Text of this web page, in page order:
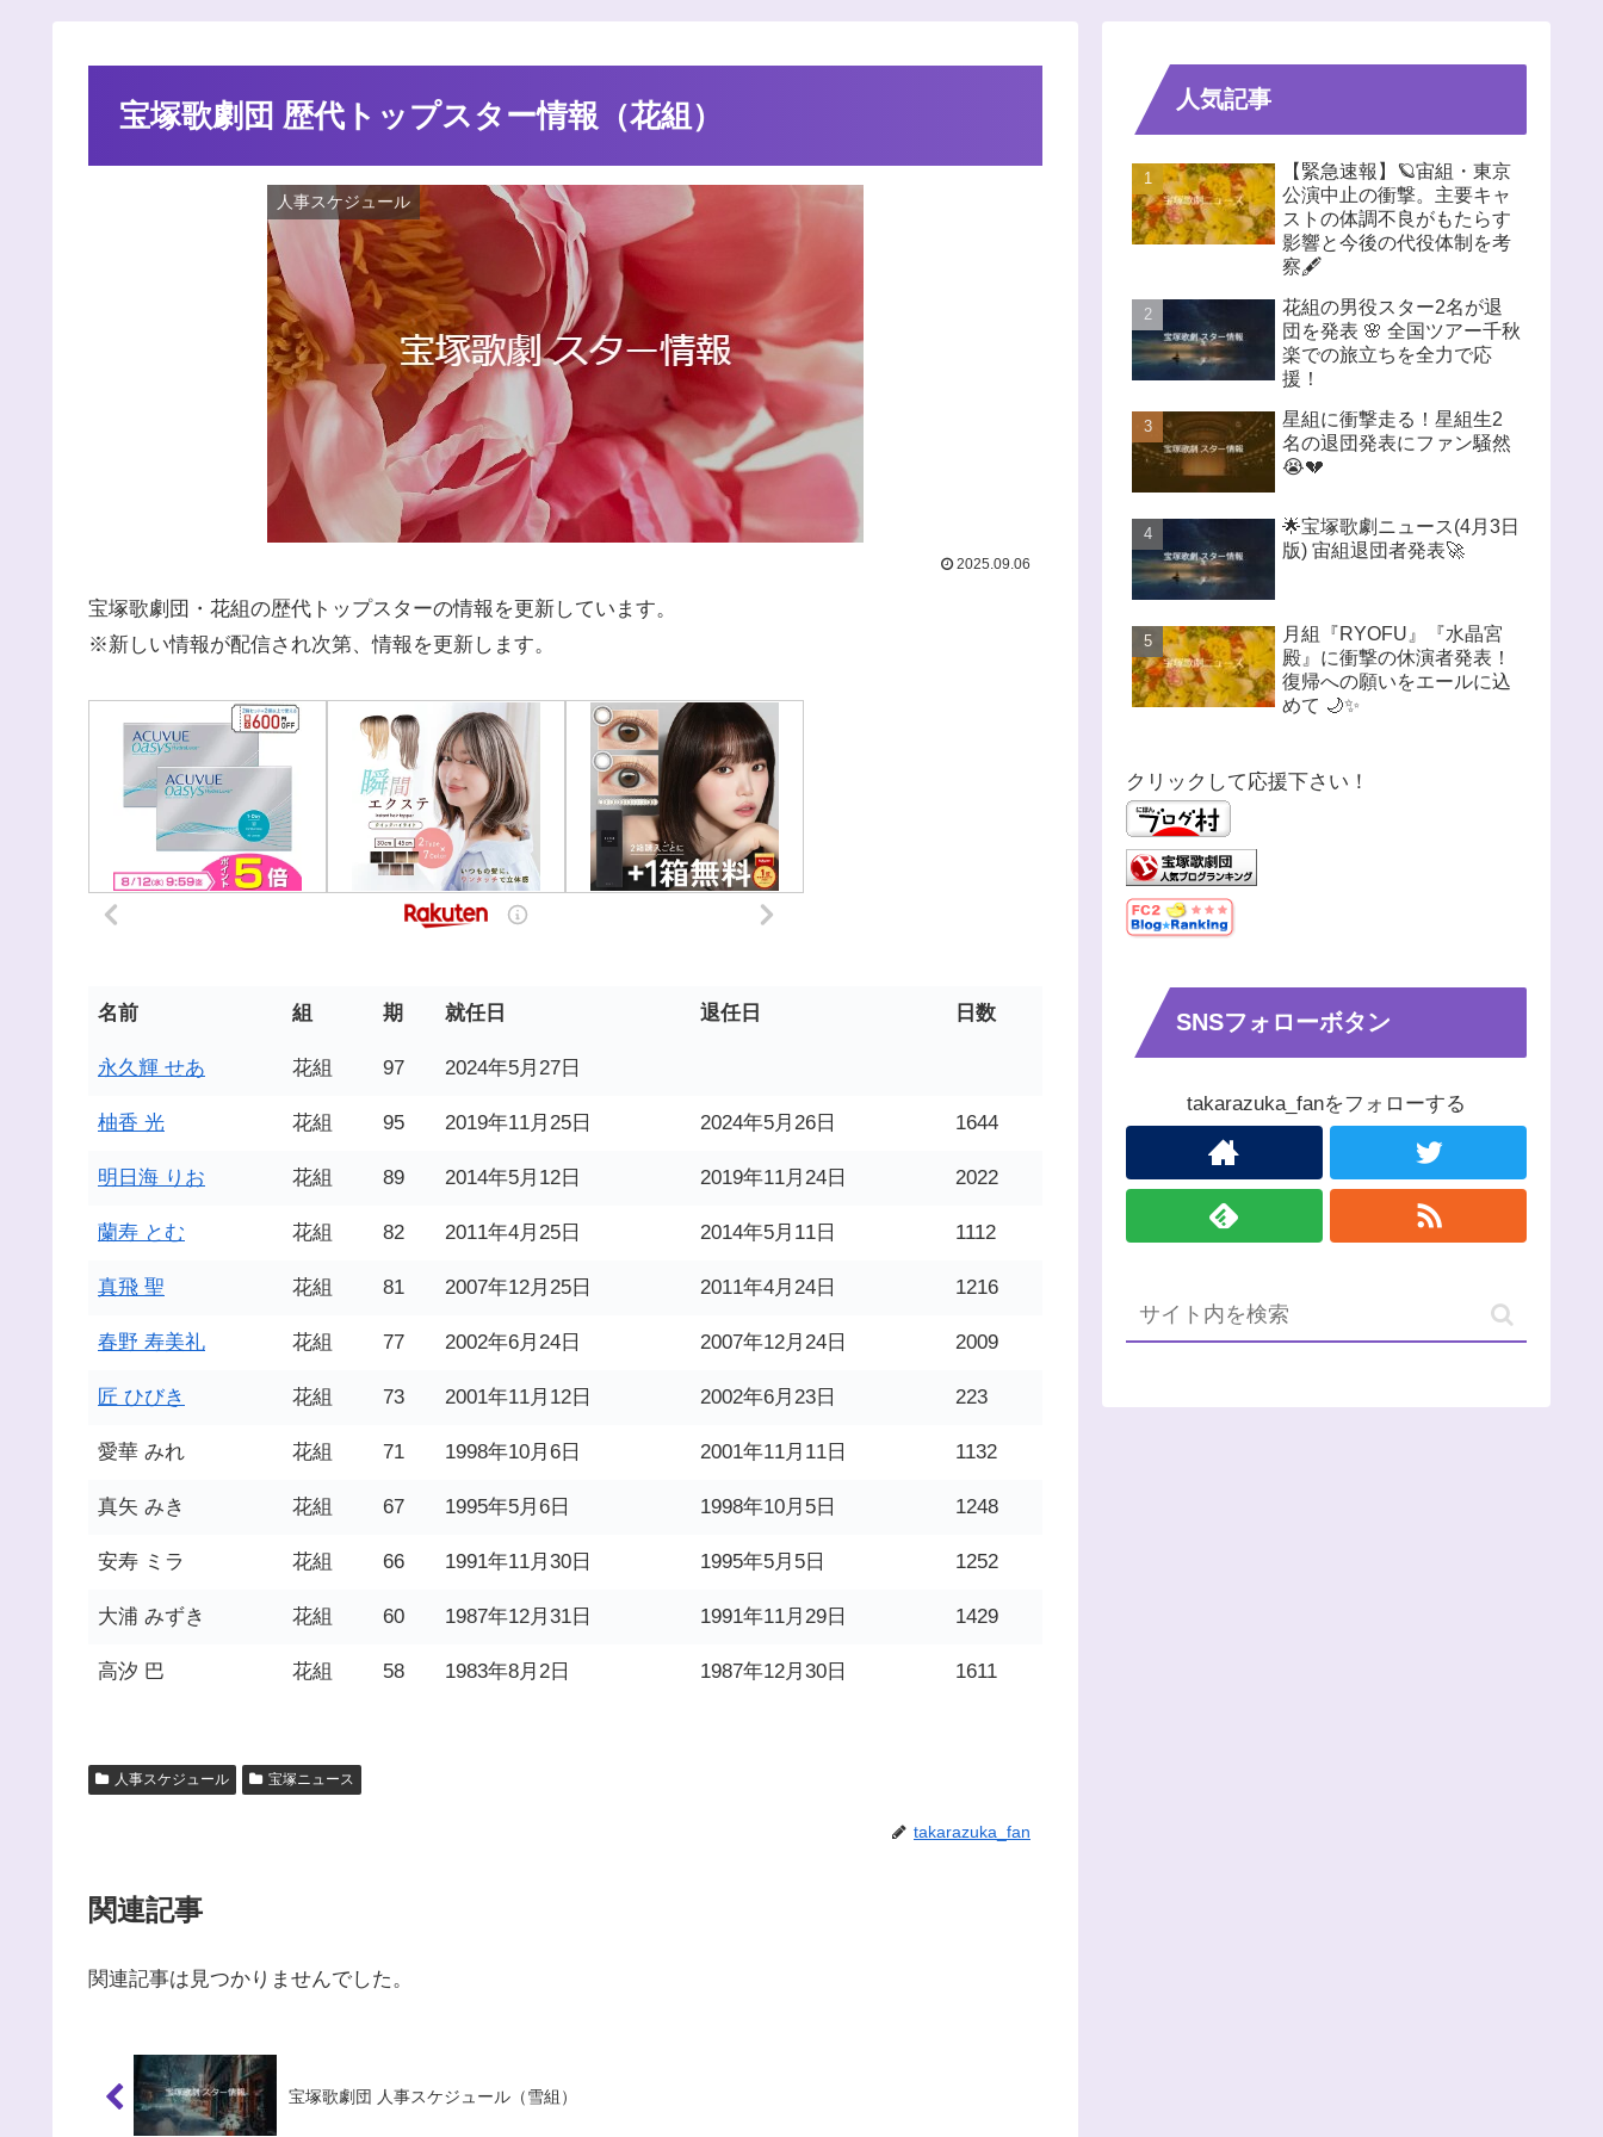
宝塚歌劇団 歴代トップスター情報（花組）
人事スケジュール
2025.09.06
宝塚歌劇団・花組の歴代トップスターの情報を更新しています。
※新しい情報が配信され次第、情報を更新します。
名前 組 期 就任日 退任日 日数
永久輝 せあ 花組 97 2024年5月27日
柚香 光 花組 95 2019年11月25日 2024年5月26日 1644
明日海 りお 花組 89 2014年5月12日 2019年11月24日 2022
蘭寿 とむ 花組 82 2011年4月25日 2014年5月11日 1112
真飛 聖 花組 81 2007年12月25日 2011年4月24日 1216
春野 寿美礼 花組 77 2002年6月24日 2007年12月24日 2009
匠 ひびき 花組 73 2001年11月12日 2002年6月23日 223
愛華 みれ 花組 71 1998年10月6日 2001年11月11日 1132
真矢 みき 花組 67 1995年5月6日 1998年10月5日 1248
安寿 ミラ 花組 66 1991年11月30日 1995年5月5日 1252
大浦 みずき 花組 60 1987年12月31日 1991年11月29日 1429
高汐 巴 花組 58 1983年8月2日 1987年12月30日 1611
人事スケジュール 宝塚ニュース
takarazuka_fan
関連記事
関連記事は見つかりませんでした。
宝塚歌劇団 人事スケジュール（雪組）
人気記事
【緊急速報】🪐宙組・東京
公演中止の衝撃。主要キャ
ストの体調不良がもたらす
影響と今後の代役体制を考
察🖋️
花組の男役スター2名が退
団を発表 🌸 全国ツアー千秋
楽での旅立ちを全力で応
援！
星組に衝撃走る！星組生2
名の退団発表にファン騒然
😭💔
🌟宝塚歌劇ニュース(4月3日
版) 宙組退団者発表🚀
月組『RYOFU』『水晶宮
殿』に衝撃の休演者発表！
復帰への願いをエールに込
めて 🌙✨
クリックして応援下さい！
SNSフォローボタン
takarazuka_fanをフォローする